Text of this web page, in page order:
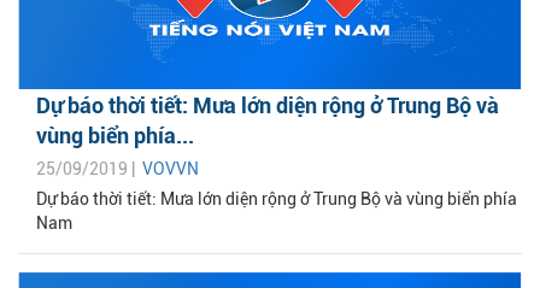
Dự báo thời tiết: Mưa lớn diện rộng ở Trung Bộ và
vùng biển phía...
25/09/2019 | VOVVN
Dự báo thời tiết: Mưa lớn diện rộng ở Trung Bộ và vùng biển phía
Nam